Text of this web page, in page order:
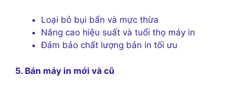
Loại bỏ bụi bẩn và mực thừa
Nâng cao hiệu suất và tuổi thọ máy in
Đảm bảo chất lượng bản in tối ưu
5. Bán máy in mới và cũ